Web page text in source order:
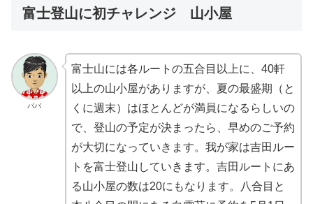
富士登山に初チャレンジ 山小屋
パパ
富士山には各ルートの五合目以上に、40軒
以上の山小屋がありますが、夏の最盛期（と
くに週末）はほとんどが満員になるらしいの
で、登山の予定が決まったら、早めのご予約
が大切になっていきます。我が家は吉田ルー
トを富士登山していきます。吉田ルートにあ
る山小屋の数は20にもなります。八合目と